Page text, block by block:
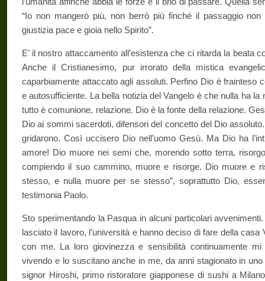
“Io non mangerò più, non berrò più finché il passaggio
giustizia pace e gioia nello Spirito”.
E’ il nostro attaccamento all’esistenza che ci ritarda la beata
Anche il Cristianesimo, pur irrorato della mistica
caparbiamente attaccato agli assoluti. Perfino Dio è frainteso
e autosufficiente. La bella notizia del Vangelo è che nulla ha
tutto è comunione, relazione. Dio è la fonte della relazione.
Dio ai sommi sacerdoti, difensori del concetto del Dio
gridarono. Così uccisero Dio nell’uomo Gesù. Ma Dio ha
amore! Dio muore nei semi che, morendo sotto terra,
compiendo il suo cammino, muore e risorge. Dio muore e
stesso, e nulla muore per se stesso”, soprattutto Dio,
testimonia Paolo.
Sto sperimentando la Pasqua in alcuni particolari
lasciato il lavoro, l’università e hanno deciso di fare della
con me. La loro giovinezza e sensibilità continuamente
vivendo e lo suscitano anche in me, da anni stagionato in
signor Hiroshi, primo ristoratore giapponese di sushi a